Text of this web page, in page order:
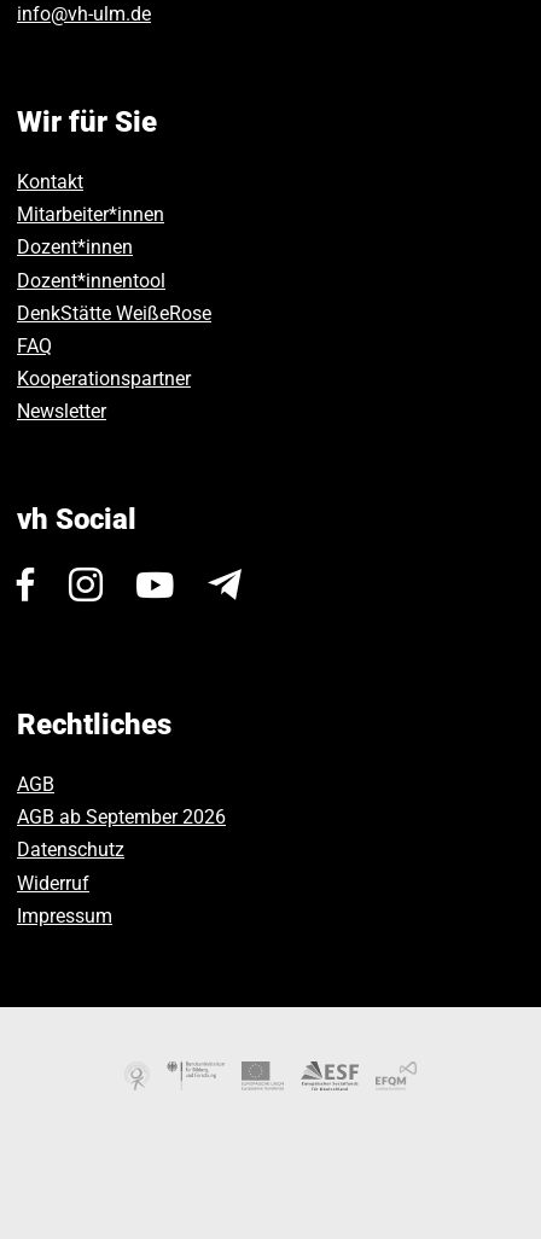
info@vh-ulm.de
Wir für Sie
Kontakt
Mitarbeiter*innen
Dozent*innen
Dozent*innentool
DenkStätte WeißeRose
FAQ
Kooperationspartner
Newsletter
vh Social
Besuchen
Facebook.
Besuchen
Instagram.
Besuchen
Rechtliches
AGB
AGB ab September 2026
Datenschutz
Widerruf
Impressum